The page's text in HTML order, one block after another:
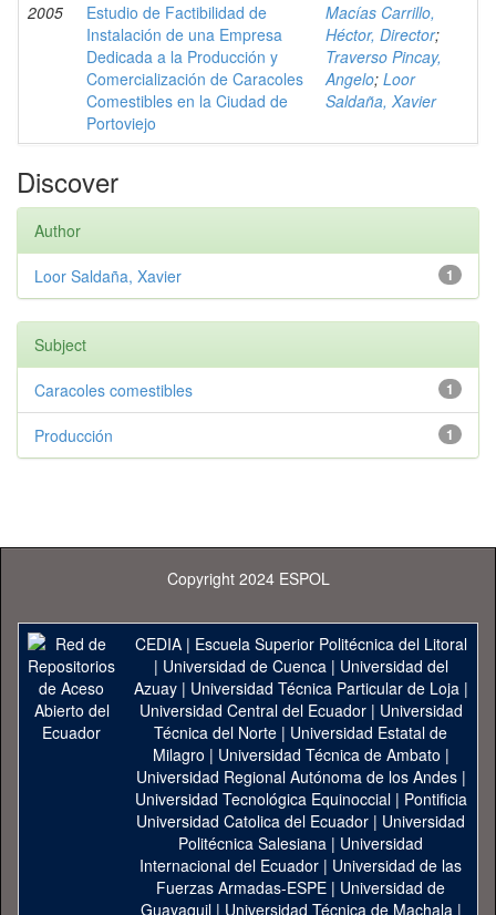
2005
Estudio de Factibilidad de
Instalación de una Empresa
Dedicada a la Producción y
Comercialización de Caracoles
Comestibles en la Ciudad de
Portoviejo
Macías Carrillo,
Héctor, Director;
Traverso Pincay,
Angelo; Loor
Saldaña, Xavier
Discover
Author
1
Loor Saldaña, Xavier
Subject
1
Caracoles comestibles
1
Producción
Copyright 2024 ESPOL
CEDIA| Escuela Superior Politécnica del Litoral
| Universidad de Cuenca| Universidad del
Azuay| Universidad Técnica Particular de Loja|
Universidad Central del Ecuador| Universidad
Técnica del Norte | Universidad Estatal de
Milagro | Universidad Técnica de Ambato |
Universidad Regional Autónoma de los Andes|
Universidad Tecnológica Equinoccial| Pontificia
Universidad Catolica del Ecuador | Universidad
Politécnica Salesiana | Universidad
Internacional del Ecuador | Universidad de las
Fuerzas Armadas-ESPE | Universidad de
Guayaquil| Universidad Técnica de Machala |